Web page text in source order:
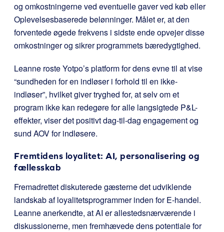
og omkostningerne ved eventuelle gaver ved køb eller
Oplevelsesbaserede belønninger. Målet er, at den
forventede øgede frekvens i sidste ende opvejer disse
omkostninger og sikrer programmets bæredygtighed.
Leanne roste Yotpo’s platform for dens evne til at vise
“sundheden for en indløser i forhold til en ikke-
indløser”, hvilket giver tryghed for, at selv om et
program ikke kan redegøre for alle langsigtede P&L-
effekter, viser det positivt dag-til-dag engagement og
sund AOV for indløsere.
Fremtidens loyalitet: AI, personalisering og
fællesskab
Fremadrettet diskuterede gæsterne det udviklende
landskab af loyalitetsprogrammer inden for E-handel.
Leanne anerkendte, at AI er allestedsnærværende i
diskussionerne, men fremhævede dens potentiale for